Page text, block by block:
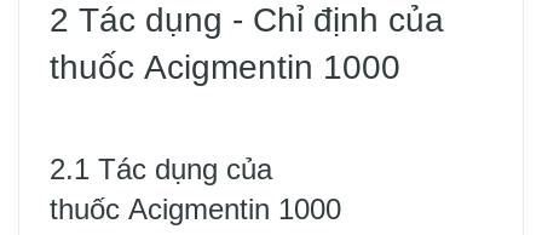
2 Tác dụng - Chỉ định của
thuốc Acigmentin 1000
2.1 Tác dụng của
thuốc Acigmentin 1000